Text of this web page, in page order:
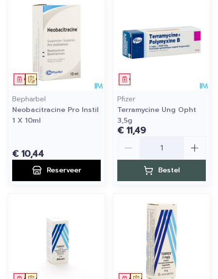
Op voorschrift
Geneesmiddel
Bepharbel
Neobacitracine Pro Instil
1 X 10ml
€ 10,44
Reserveer
Geneesmiddel
Pfizer
Terramycine Ung Opht
3,5g
€ 11,49
Bestel